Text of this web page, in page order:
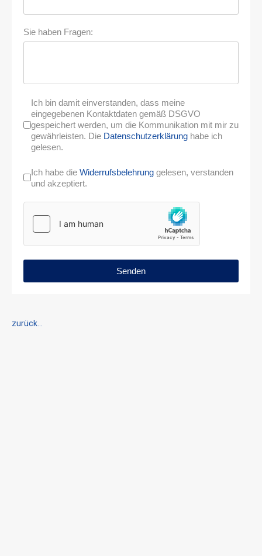
Sie haben Fragen:
Ich bin damit einverstanden, dass meine
eingegebenen Kontaktdaten gemäß DSGVO
gespeichert werden, um die Kommunikation mit mir zu
gewährleisten. Die Datenschutzerklärung habe ich
gelesen.
Ich habe die Widerrufsbelehrung gelesen, verstanden
und akzeptiert.
Senden
zurück...